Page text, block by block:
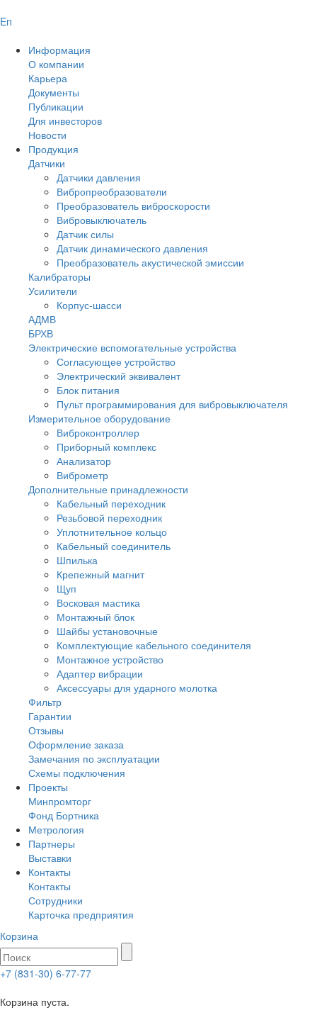
En
Информация
О компании
Карьера
Документы
Публикации
Для инвесторов
Новости
Продукция
Датчики
Датчики давления
Вибропреобразователи
Преобразователь виброскорости
Вибровыключатель
Датчик силы
Датчик динамического давления
Преобразователь акустической эмиссии
Калибраторы
Усилители
Корпус-шасси
АДМВ
БРХВ
Электрические вспомогательные устройства
Согласующее устройство
Электрический эквивалент
Блок питания
Пульт программирования для вибровыключателя
Измерительное оборудование
Виброконтроллер
Приборный комплекс
Анализатор
Виброметр
Дополнительные принадлежности
Кабельный переходник
Резьбовой переходник
Уплотнительное кольцо
Кабельный соединитель
Шпилька
Крепежный магнит
Щуп
Восковая мастика
Монтажный блок
Шайбы установочные
Комплектующие кабельного соединителя
Монтажное устройство
Адаптер вибрации
Аксессуары для ударного молотка
Фильтр
Гарантии
Отзывы
Оформление заказа
Замечания по эксплуатации
Схемы подключения
Проекты
Минпромторг
Фонд Бортника
Метрология
Партнеры
Выставки
Контакты
Контакты
Сотрудники
Карточка предприятия
Корзина
+7 (831-30) 6-77-77
Корзина пуста.